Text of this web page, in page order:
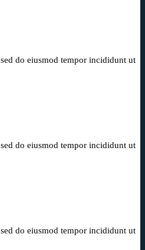
do eiusmod tempor incididunt ut
do eiusmod tempor incididunt ut
do eiusmod tempor incididunt ut